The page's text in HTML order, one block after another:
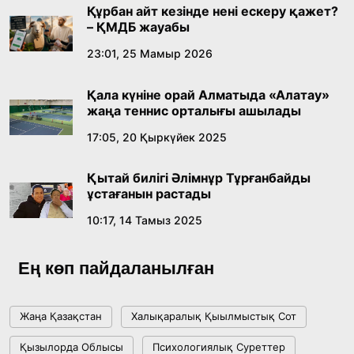
16:27, 23 Шілде 2026
Қазақ тіліндегі «құт» концептісінің
09:21, 21 Шілде 2026
Абайдың адам тәрбиесі туралы
18:59, 20 Шілде 2026
ме, әлде бәсекелесі ме?
Ұлттық архивтің ашылғанына 20 жыл: негізгі
Құрбан айт кезінде нені ескеру қажет?
– ҚМДБ жауабы
23:01, 25 Мамыр 2026
Қала күніне орай Алматыда «Алатау»
жаңа теннис орталығы ашылады
17:05, 20 Қыркүйек 2025
Қытай билігі Әлімнұр Тұрғанбайды
ұстағанын растады
10:17, 14 Тамыз 2025
Ең көп пайдаланылған
Жаңа Қазақстан Халықаралық Қыылмыстық Сот
Қызылорда Облысы Психологиялық Суреттер